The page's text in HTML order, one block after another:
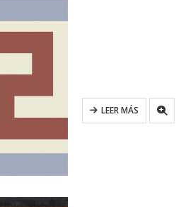
LEER MÁS